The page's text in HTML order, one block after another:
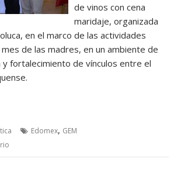
de vinos con cena
maridaje, organizada
en el marco de las actividades
de las madres, en un ambiente de
y fortalecimiento de vínculos entre el
Edomex, GEM